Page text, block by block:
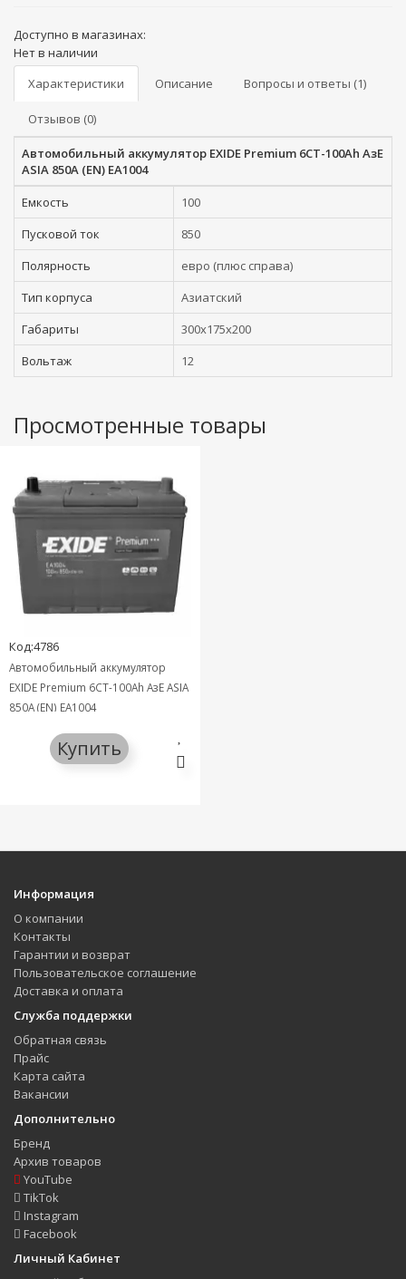
Доступно в магазинах:
Нет в наличии
Характеристики
Описание Вопросы и ответы (1)
Отзывов (0)
Автомобильный аккумулятор EXIDE Premium 6СТ-100Ah АзЕ
ASIA 850A (EN) EA1004
Емкость
100
Пусковой ток
850
Полярность
евро (плюс справа)
Тип корпуса
Азиатский
Габариты
300x175x200
Вольтаж
12
Просмотренные товары
Код:4786
Автомобильный аккумулятор
EXIDE Premium 6СТ-100Ah АзЕ ASIA
850A (EN) EA1004
Купить
Информация
О компании
Контакты
Гарантии и возврат
Пользовательское соглашение
Доставка и оплата
Служба поддержки
Обратная связь
Прайс
Карта сайта
Вакансии
Дополнительно
Бренд
Архив товаров
YouTube
TikTok
Instagram
Facebook
Личный Кабинет